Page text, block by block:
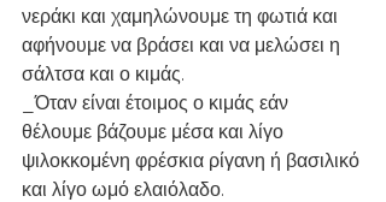
νεράκι και χαμηλώνουμε τη φωτιά και
αφήνουμε να βράσει και να μελώσει η
σάλτσα και ο κιμάς.
_Όταν είναι έτοιμος ο κιμάς εάν
θέλουμε βάζουμε μέσα και λίγο
ψιλοκκομένη φρέσκια ρίγανη ή βασιλικό
και λίγο ωμό ελαιόλαδο.